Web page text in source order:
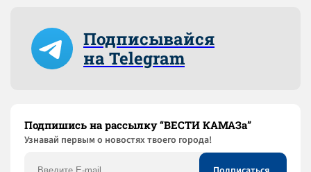
Подписывайся
на Telegram
Подпишись на рассылку “ВЕСТИ КАМАЗа”
Узнaвай первым о новостях твоего города!